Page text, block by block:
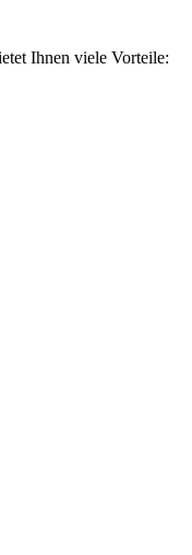
Ihnen viele Vorteile: